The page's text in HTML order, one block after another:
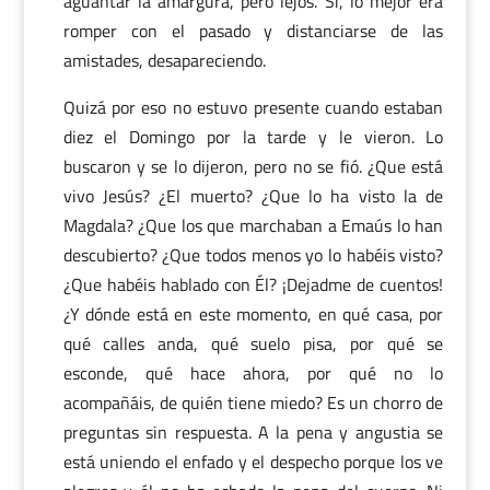
romper con el pasado y distanciarse de las
amistades, desapareciendo.
Quizá por eso no estuvo presente cuando estaban
diez el Domingo por la tarde y le vieron. Lo
buscaron y se lo dijeron, pero no se fió. ¿Que está
vivo Jesús? ¿El muerto? ¿Que lo ha visto la de
Magdala? ¿Que los que marchaban a Emaús lo han
descubierto? ¿Que todos menos yo lo habéis visto?
¿Que habéis hablado con Él? ¡Dejadme de cuentos!
¿Y dónde está en este momento, en qué casa, por
qué calles anda, qué suelo pisa, por qué se
esconde, qué hace ahora, por qué no lo
acompañáis, de quién tiene miedo? Es un chorro de
preguntas sin respuesta. A la pena y angustia se
está uniendo el enfado y el despecho porque los ve